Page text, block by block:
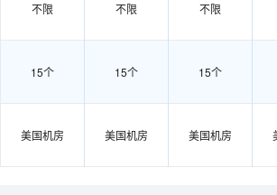
不限 不限 不限
15个 15个 15个
美国机房 美国机房 美国机房